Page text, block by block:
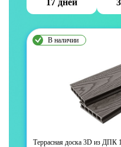
17 дней
В наличии
Террасная доска 3D из ДПК